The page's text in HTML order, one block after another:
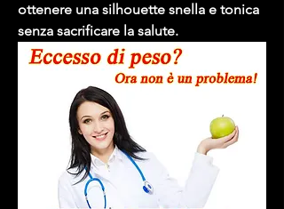
ottenere una silhouette snella e tonica
senza sacrificare la salute.